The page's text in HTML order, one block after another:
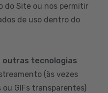
do Site ou nos permitir
de uso dentro do
outras tecnologias
(às vezes
GIFs transparentes)